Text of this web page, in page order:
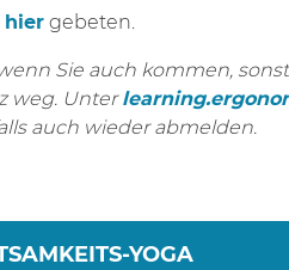
hiergebeten.
Sie auch kommen,
weg. Unter
auch wieder abmelden.
YOGA